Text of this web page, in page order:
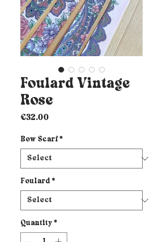
Foulard Vintage
Rose
€32.00
Bow Scarf *
Foulard *
Quantity *